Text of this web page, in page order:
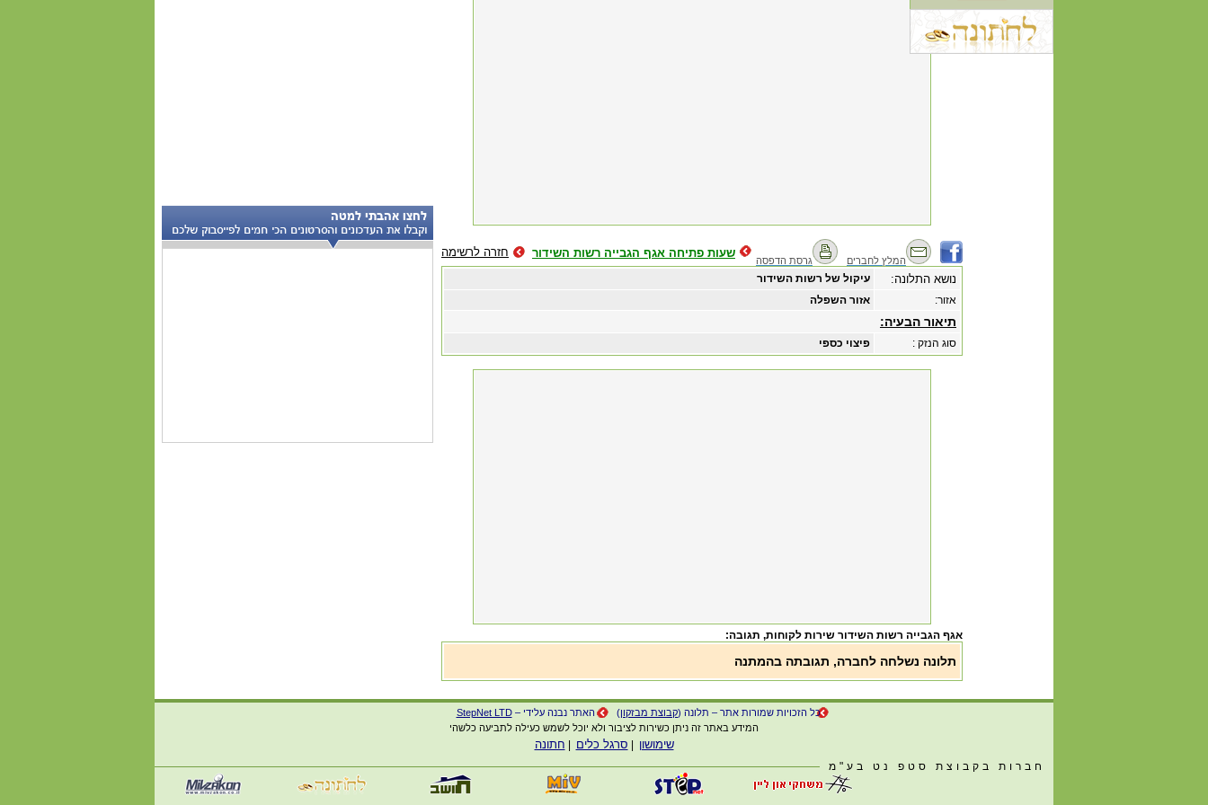
חזרה לרשימה שעות פתיחה אגף הגבייה רשות השידור
גרסת הדפסה המלץ לחברים
עיקול של רשות השידור נושא התלונה:
אזור השפלה אזור:
תיאור הבעיה:
פיצוי כספי סוג הנזק :
אגף הגבייה רשות השידור שירות לקוחות, תגובה:
תלונה נשלחה לחברה, תגובתה בהמתנה
כל הזכויות שמורות אתר – תלונה (קבוצת מבזקון) האתר נבנה עלידי –StepNet LTD
המידע באתר זה ניתן כשירות לציבור ולא יוכל לשמש כעילה לתביעה כלשהי
שימושון סרגל כלים חתונה
חברות בקבוצת סטפ נט בע"מ